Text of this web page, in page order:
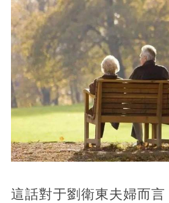
這話對于劉衛東夫婦而